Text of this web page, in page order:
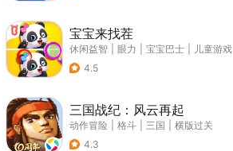
宝宝来找茬
休闲益智 眼力 宝宝巴士
儿童游戏
4.5
三国战纪：风云再起
动作冒险 格斗 三国
横版过关
4.3